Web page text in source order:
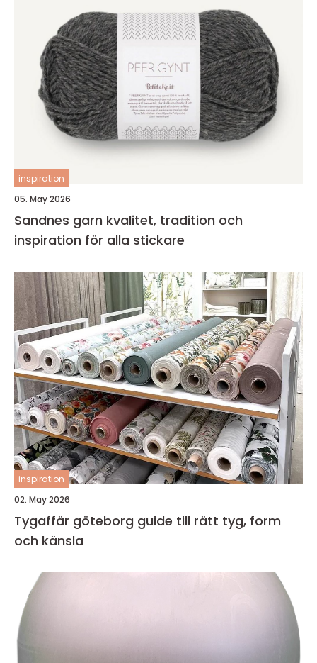
inspiration
05. May 2026
Sandnes garn kvalitet, tradition och
inspiration för alla stickare
inspiration
02. May 2026
Tygaffär göteborg guide till rätt tyg, form
och känsla